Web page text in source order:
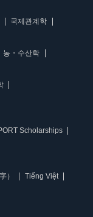
국제관계학
농・수산학
Scholarships
）
Tiếng Việt